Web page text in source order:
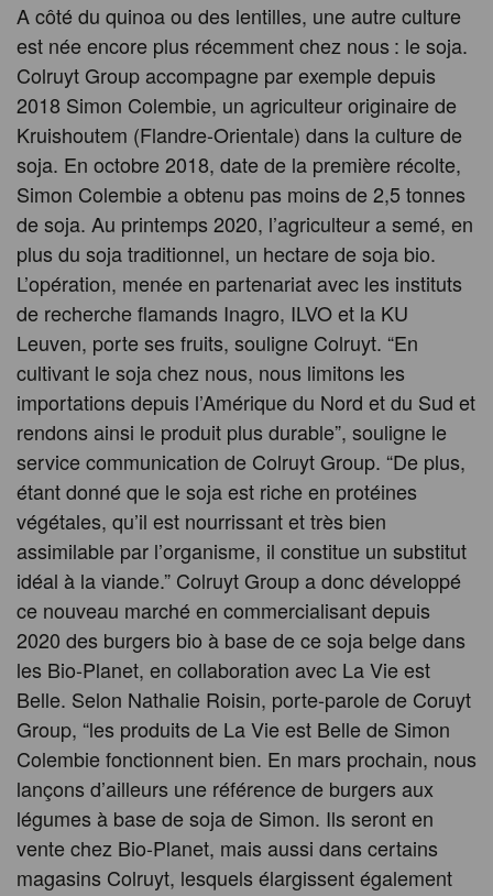
A côté du quinoa ou des lentilles, une autre culture
est née encore plus récemment chez nous : le soja.
Colruyt Group accompagne par exemple depuis
2018 Simon Colembie, un agriculteur originaire de
Kruishoutem (Flandre-Orientale) dans la culture de
soja. En octobre 2018, date de la première récolte,
Simon Colembie a obtenu pas moins de 2,5 tonnes
de soja. Au printemps 2020, l’agriculteur a semé, en
plus du soja traditionnel, un hectare de soja bio.
L’opération, menée en partenariat avec les instituts
de recherche flamands Inagro, ILVO et la KU
Leuven, porte ses fruits, souligne Colruyt. “En
cultivant le soja chez nous, nous limitons les
importations depuis l’Amérique du Nord et du Sud et
rendons ainsi le produit plus durable”, souligne le
service communication de Colruyt Group. “De plus,
étant donné que le soja est riche en protéines
végétales, qu’il est nourrissant et très bien
assimilable par l’organisme, il constitue un substitut
idéal à la viande.” Colruyt Group a donc développé
ce nouveau marché en commercialisant depuis
2020 des burgers bio à base de ce soja belge dans
les Bio-Planet, en collaboration avec La Vie est
Belle. Selon Nathalie Roisin, porte-parole de Coruyt
Group, “les produits de La Vie est Belle de Simon
Colembie fonctionnent bien. En mars prochain, nous
lançons d’ailleurs une référence de burgers aux
légumes à base de soja de Simon. Ils seront en
vente chez Bio-Planet, mais aussi dans certains
magasins Colruyt, lesquels élargissent également